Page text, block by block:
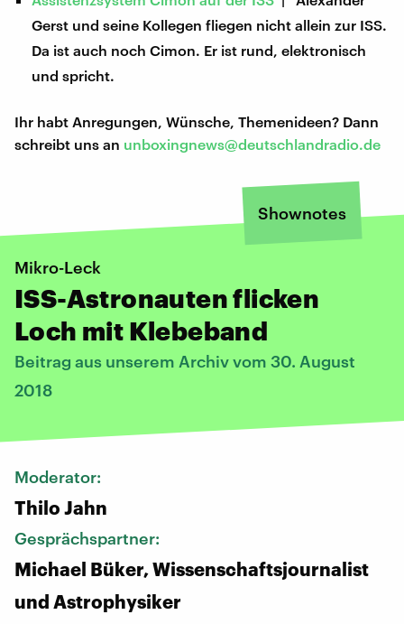
Gerst und seine Kollegen fliegen nicht allein zur ISS.
Da ist auch noch Cimon. Er ist rund, elektronisch
und spricht.
Ihr habt Anregungen, Wünsche, Themenideen? Dann
schreibt uns an unboxingnews@deutschlandradio.de
Shownotes
Mikro-Leck
ISS-Astronauten flicken
Loch mit Klebeband
Beitrag aus unserem Archiv vom 30. August
2018
Moderator:
Thilo Jahn
Gesprächspartner:
Michael Büker, Wissenschaftsjournalist
und Astrophysiker